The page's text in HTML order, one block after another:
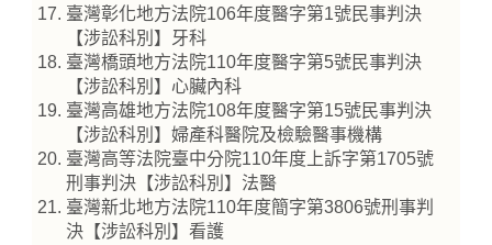
臺灣彰化地方法院106年度醫字第1號民事判決
【涉訟科別】牙科
臺灣橋頭地方法院110年度醫字第5號民事判決
【涉訟科別】心臟內科
臺灣高雄地方法院108年度醫字第15號民事判決
【涉訟科別】婦產科醫院及檢驗醫事機構
臺灣高等法院臺中分院110年度上訴字第1705號
刑事判決【涉訟科別】法醫
臺灣新北地方法院110年度簡字第3806號刑事判
決【涉訟科別】看護